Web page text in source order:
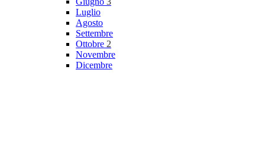
Luglio
Agosto
Settembre
Ottobre 2
Novembre
Dicembre